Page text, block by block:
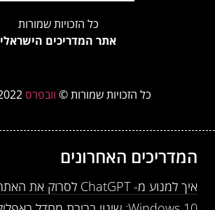
כל הזכויות שמורות
אתר המדריכים הישראלי
כל הזכויות שמורות © וובפרס 2012-2022.
המדריכים האחרונים
איך למנוע מ- ChatGPT לסרוק את האתר שלי?